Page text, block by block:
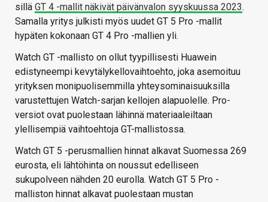
sillä GT 4 -mallit näkivät päivänvalon syyskuussa 2023.
Samalla yritys julkisti myös uudet GT 5 Pro -mallit
hypäten kokonaan GT 4 Pro -mallien yli.
Watch GT -mallisto on ollut tyypillisesti Huawein
edistyneempi kevytälykellovaihtoehto, joka asemoituu
yrityksen monipuolisemmilla yhteysominaisuuksilla
varustettujen Watch-sarjan kellojen alapuolelle. Pro-
versiot ovat puolestaan lähinnä materiaaleiltaan
ylellisempiä vaihtoehtoja GT-mallistossa.
Watch GT 5 -perusmallien hinnat alkavat Suomessa 269
eurosta, eli lähtöhinta on noussut edelliseen
sukupolveen nähden 20 eurolla. Watch GT 5 Pro -
malliston hinnat alkavat puolestaan mustan